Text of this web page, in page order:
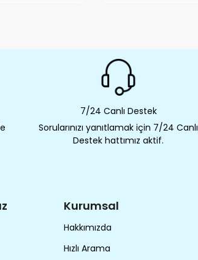
7/24 Canlı Destek
Sorularınızı yanıtlamak için 7/24 Canlı
Destek hattımız aktif.
Kurumsal
Hakkımızda
Hızlı Arama